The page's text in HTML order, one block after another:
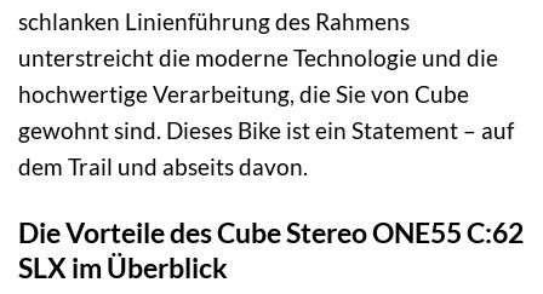
schlanken Linienführung des Rahmens
unterstreicht die moderne Technologie und die
hochwertige Verarbeitung, die Sie von Cube
gewohnt sind. Dieses Bike ist ein Statement – auf
dem Trail und abseits davon.
Die Vorteile des Cube Stereo ONE55 C:62
SLX im Überblick